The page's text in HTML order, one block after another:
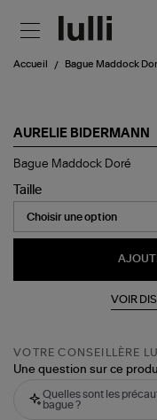
Accueil Bague Maddock
AURELIE BIDERMANN
Bague
Doré
Bague Maddock Doré
Taille
VOIR
VOTRE CONSEILLÈRE
Une question sur ce
Quelles sont les
bague ?